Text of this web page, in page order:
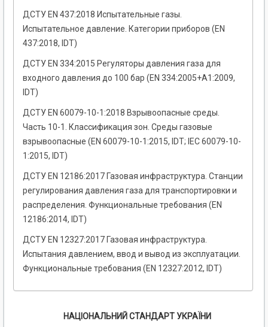
ДСТУ EN 437:2018 Испытательные газы.
Испытательное давление. Категории приборов (EN
437:2018, IDT)
ДСТУ EN 334:2015 Регуляторы давления газа для
входного давления до 100 бар (EN 334:2005+A1:2009,
IDT)
ДСТУ EN 60079-10-1:2018 Взрывоопасные среды.
Часть 10-1. Классификация зон. Среды газовые
взрывоопасные (EN 60079-10-1:2015, IDT; IEC 60079-10-
1:2015, IDT)
ДСТУ EN 12186:2017 Газовая инфраструктура. Станции
регулирования давления газа для транспортировки и
распределения. Функциональные требования (EN
12186:2014, IDT)
ДСТУ EN 12327:2017 Газовая инфраструктура.
Испытания давлением, ввод и вывод из эксплуатации.
Функциональные требования (EN 12327:2012, IDT)
НАЦІОНАЛЬНИЙ СТАНДАРТ УКРАЇНИ